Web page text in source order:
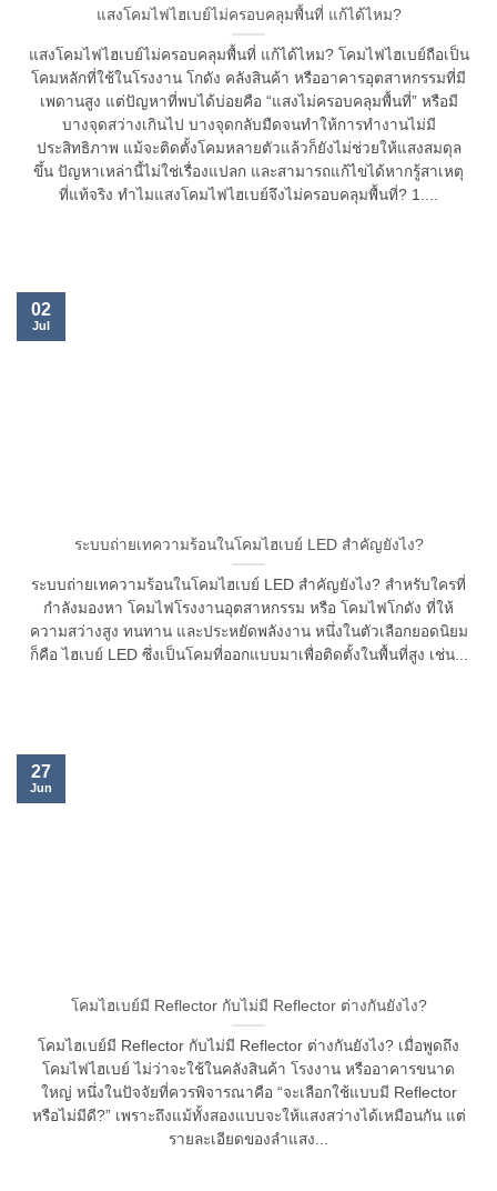
แสงโคมไฟไฮเบย์ไม่ครอบคลุมพื้นที่ แก้ได้ไหม?
แสงโคมไฟไฮเบย์ไม่ครอบคลุมพื้นที่ แก้ได้ไหม? โคมไฟไฮเบย์ถือเป็น
โคมหลักที่ใช้ในโรงงาน โกดัง คลังสินค้า หรืออาคารอุตสาหกรรมที่มี
เพดานสูง แต่ปัญหาที่พบได้บ่อยคือ “แสงไม่ครอบคลุมพื้นที่” หรือมี
บางจุดสว่างเกินไป บางจุดกลับมืดจนทำให้การทำงานไม่มี
ประสิทธิภาพ แม้จะติดตั้งโคมหลายตัวแล้วก็ยังไม่ช่วยให้แสงสมดุล
ขึ้น ปัญหาเหล่านี้ไม่ใช่เรื่องแปลก และสามารถแก้ไขได้หากรู้สาเหตุ
ที่แท้จริง ทำไมแสงโคมไฟไฮเบย์จึงไม่ครอบคลุมพื้นที่? 1....
ระบบถ่ายเทความร้อนในโคมไฮเบย์ LED สำคัญยังไง?
ระบบถ่ายเทความร้อนในโคมไฮเบย์ LED สำคัญยังไง? สำหรับใครที่
กำลังมองหา โคมไฟโรงงานอุตสาหกรรม หรือ โคมไฟโกดัง ที่ให้
ความสว่างสูง ทนทาน และประหยัดพลังงาน หนึ่งในตัวเลือกยอดนิยม
ก็คือ ไฮเบย์ LED ซึ่งเป็นโคมที่ออกแบบมาเพื่อติดตั้งในพื้นที่สูง เช่น...
02
Jul
โคมไฮเบย์มี Reflector กับไม่มี Reflector ต่างกันยังไง?
โคมไฮเบย์มี Reflector กับไม่มี Reflector ต่างกันยังไง? เมื่อพูดถึง
โคมไฟไฮเบย์ ไม่ว่าจะใช้ในคลังสินค้า โรงงาน หรืออาคารขนาด
ใหญ่ หนึ่งในปัจจัยที่ควรพิจารณาคือ “จะเลือกใช้แบบมี Reflector
หรือไม่มีดี?” เพราะถึงแม้ทั้งสองแบบจะให้แสงสว่างได้เหมือนกัน แต่
รายละเอียดของลำแสง...
27
Jun